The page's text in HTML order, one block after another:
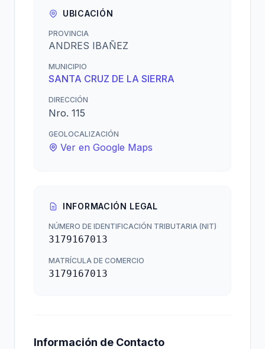
UBICACIÓN
PROVINCIA
ANDRES IBAÑEZ
MUNICIPIO
SANTA CRUZ DE LA SIERRA
DIRECCIÓN
Nro. 115
GEOLOCALIZACIÓN
Ver en Google Maps
INFORMACIÓN LEGAL
NÚMERO DE IDENTIFICACIÓN TRIBUTARIA (NIT)
3179167013
MATRÍCULA DE COMERCIO
3179167013
Información de Contacto